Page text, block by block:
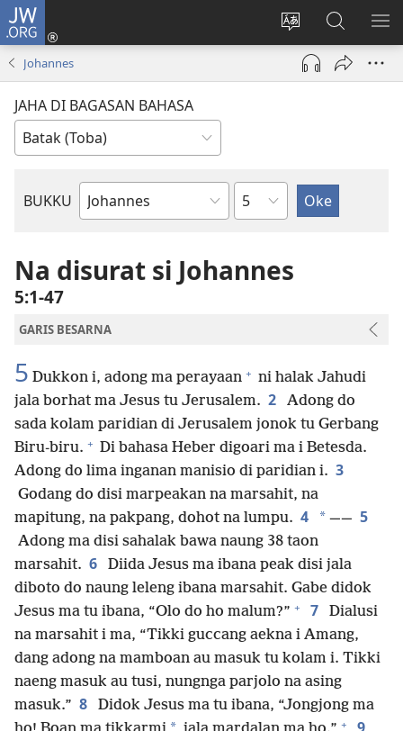
JW.ORG
Ganti
hata
situs
Log
(opens
Lului
di
JW.ORG
Johannes
JAHA DI BAGASAN BAHASA
BUKKU
Bukku
Bindu
Na disurat si Johannes
5:1-47
GARIS BESARNA
5 Dukkon i, adong ma perayaan + ni halak Jahudi
jala borhat ma Jesus tu Jerusalem. 2
Adong do
sada kolam paridian di Jerusalem jonok tu Gerbang
Biru-biru. + Di bahasa Heber digoari ma i Betesda.
Adong do lima inganan manisio di paridian i. 3
Godang do disi marpeakan na marsahit, na
mapitung, na pakpang, dohot na lumpu. 4 * —— 5
Adong ma disi sahalak bawa naung 38 taon
marsahit. 6
Diida Jesus ma ibana peak disi jala
diboto do naung leleng ibana marsahit. Gabe didok
Jesus ma tu ibana, “Olo do ho malum?” + 7
Dialusi
na marsahit i ma, “Tikki guccang aekna i Amang,
dang adong na mamboan au masuk tu kolam i. Tikki
naeng masuk au tusi, nungnga parjolo na asing
masuk.” 8
Didok Jesus ma tu ibana, “Jongjong ma
+